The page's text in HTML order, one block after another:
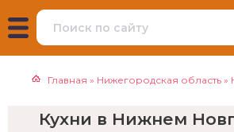
Главная » Нижегородская область »
Кухни в Нижнем